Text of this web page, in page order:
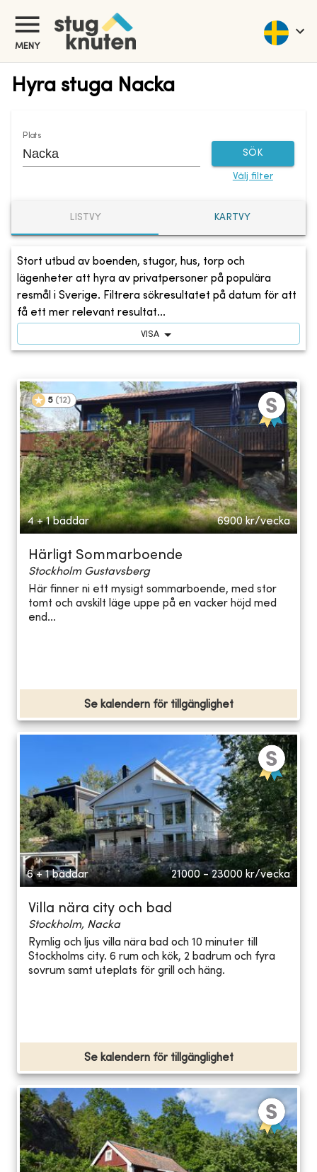
MENY
Hyra stuga Nacka
Plats
SÖK
Välj filter
LISTVY KARTVY
Stort utbud av boenden, stugor, hus, torp och
lägenheter att hyra av privatpersoner på populära
resmål i Sverige. Filtrera sökresultatet på datum för att
få ett mer relevant resultat...
VISA
5 (12)
4 + 1 bäddar 6900 kr/vecka
Härligt Sommarboende
Stockholm Gustavsberg
Här finner ni ett mysigt sommarboende, med stor
tomt och avskilt läge uppe på en vacker höjd med
end...
Se kalendern för tillgänglighet
6 + 1 bäddar 21000 - 23000 kr/vecka
Villa nära city och bad
Stockholm, Nacka
Rymlig och ljus villa nära bad och 10 minuter till
Stockholms city. 6 rum och kök, 2 badrum och fyra
sovrum samt uteplats för grill och häng.
Se kalendern för tillgänglighet